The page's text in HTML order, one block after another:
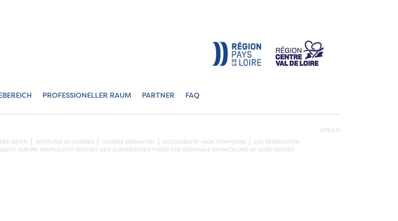
PROFESSIONELLER RAUM PARTNER FAQ
APSULIS
DATEN RICHTLINIE ZU COOKIES COOKIES VERWALTEN ACCESSIBILITÉ : NON CONFORME
CGU RÉSERVATION
EUROPA VERPFLICHTET SICH MIT DEM EUROPÄISCHEN FONDS FÜR REGIONALE ENTWICKLUNG IM LOIRE-BECKEN